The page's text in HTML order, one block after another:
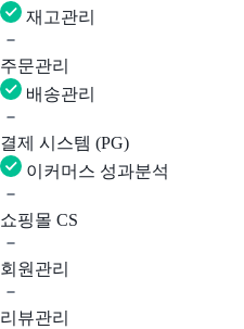
재고관리
주문관리
배송관리
결제 시스템 (PG)
이커머스 성과분석
쇼핑몰 CS
회원관리
리뷰관리